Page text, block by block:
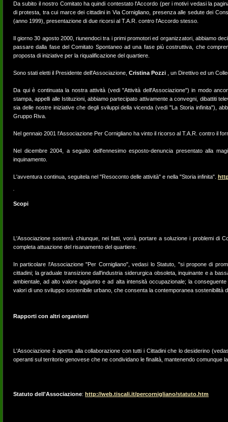
Da subito il nostro Comitato ha quindi contestato l'Accordo (per i motivi vedasi la
di protesta, tra cui marce dei cittadini in Via Cornigliano, presenza alle sedute dei
(anno 1999), presentazione di due ricorsi al T.A.R. contro l'Accordo stesso.
Il giorno 30 agosto 2000, riunendoci tra i primi promotori ed organizzatori, abbiamo
passare dalla fase del Comitato Spontaneo ad una fase più costruttiva, che
proposta di iniziative per la riqualificazione del quartiere.
Sono stati eletti il Presidente dell'Associazione, Cristina Pozzi , un Direttivo ed un
Da qui è continuata la nostra attività (vedi "Attività dell'Associazione") in modo
stampa, appelli alle Istituzioni, abbiamo partecipato attivamente a convegni, dibattiti
sia delle nostre iniziative che degli sviluppi della vicenda (vedi "La Storia infinita"),
Gruppo Riva.
Nel gennaio 2001 l'Associazione Per Cornigliano ha vinto il ricorso al T.A.R. contro il
Nel dicembre 2004, a seguito dell'ennesimo esposto-denuncia presentato alla
inquinamento.
L'avventura continua, seguitela nel "Resoconto delle attività" e nella "Storia infinita".
Scopi
L'Associazione sosterrà chiunque, nei fatti, vorrà portare a soluzione i problemi di
completa attuazione del risanamento del quartiere.
In particolare l'Associazione "Per Cornigliano", vedasi lo Statuto, "si propone di
cittadini; la graduale transizione dall'industria siderurgica obsoleta, inquinante e a
ambientale, ad alto valore aggiunto e ad alta intensità occupazionale; la
valori di uno sviluppo sostenibile urbano, che consenta la contemporanea sostenibilità
Rapporti con altri organismi
L'Associazione è aperta alla collaborazione con tutti i Cittadini che lo desiderino
operanti sul territorio genovese che ne condividano le finalità, mantenendo comunque
Statuto dell'Associazione: http://web.tiscali.it/percornigliano/statuto.htm